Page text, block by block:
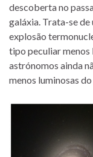
descoberta no
galáxia. Trata-se de
explosão
tipo peculiar menos
astrónomos ainda
menos luminosas